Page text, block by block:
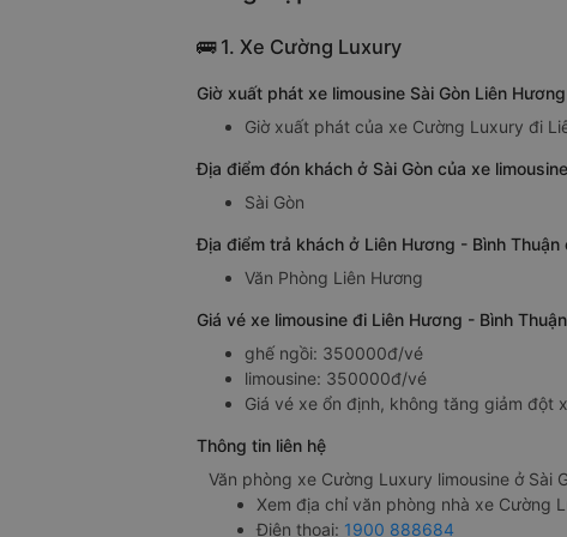
🚌 1. Xe Cường Luxury
Giờ xuất phát xe limousine Sài Gòn Liên
Giờ xuất phát của xe Cường Luxury đi
Địa điểm đón khách ở Sài Gòn của xe
Sài Gòn
Địa điểm trả khách ở Liên Hương - Bình
Văn Phòng Liên Hương
Giá vé xe limousine đi Liên Hương - Bình
ghế ngồi: 350000đ/vé
limousine: 350000đ/vé
Giá vé xe ổn định, không tăng giảm đột
Thông tin liên hệ
Văn phòng xe Cường Luxury limousine ở Sài
Xem địa chỉ văn phòng nhà xe Cường
Điện thoại: 1900 888684